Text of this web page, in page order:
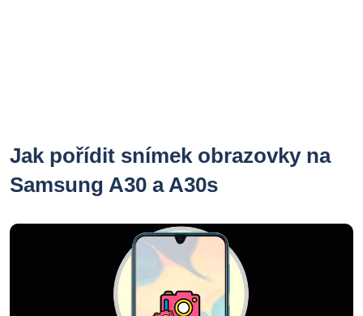
Jak pořídit snímek obrazovky na
Samsung A30 a A30s